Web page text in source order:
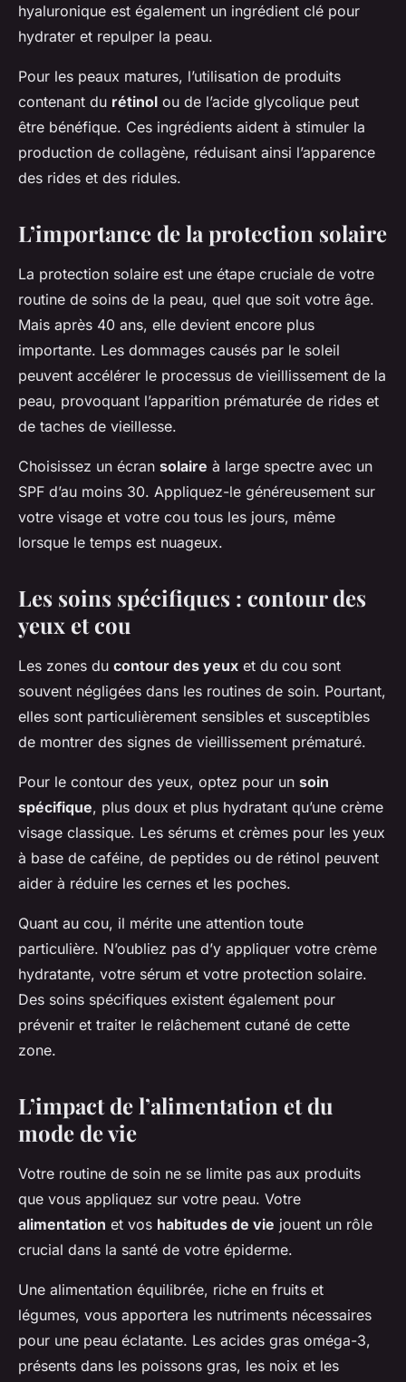
hyaluronique est également un ingrédient clé pour
hydrater et repulper la peau.
Pour les peaux matures, l’utilisation de produits
contenant du rétinol ou de l’acide glycolique peut
être bénéfique. Ces ingrédients aident à stimuler la
production de collagène, réduisant ainsi l’apparence
des rides et des ridules.
L’importance de la protection solaire
La protection solaire est une étape cruciale de votre
routine de soins de la peau, quel que soit votre âge.
Mais après 40 ans, elle devient encore plus
importante. Les dommages causés par le soleil
peuvent accélérer le processus de vieillissement de la
peau, provoquant l’apparition prématurée de rides et
de taches de vieillesse.
Choisissez un écran solaire à large spectre avec un
SPF d’au moins 30. Appliquez-le généreusement sur
votre visage et votre cou tous les jours, même
lorsque le temps est nuageux.
Les soins spécifiques : contour des
yeux et cou
Les zones du contour des yeux et du cou sont
souvent négligées dans les routines de soin. Pourtant,
elles sont particulièrement sensibles et susceptibles
de montrer des signes de vieillissement prématuré.
Pour le contour des yeux, optez pour un soin
spécifique, plus doux et plus hydratant qu’une crème
visage classique. Les sérums et crèmes pour les yeux
à base de caféine, de peptides ou de rétinol peuvent
aider à réduire les cernes et les poches.
Quant au cou, il mérite une attention toute
particulière. N’oubliez pas d’y appliquer votre crème
hydratante, votre sérum et votre protection solaire.
Des soins spécifiques existent également pour
prévenir et traiter le relâchement cutané de cette
zone.
L’impact de l’alimentation et du
mode de vie
Votre routine de soin ne se limite pas aux produits
que vous appliquez sur votre peau. Votre
alimentation et vos habitudes de vie jouent un rôle
crucial dans la santé de votre épiderme.
Une alimentation équilibrée, riche en fruits et
légumes, vous apportera les nutriments nécessaires
pour une peau éclatante. Les acides gras oméga-3,
présents dans les poissons gras, les noix et les